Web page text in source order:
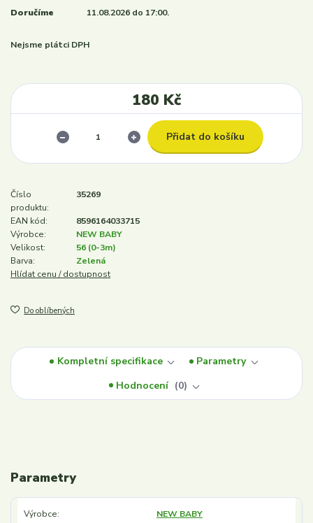
Doručíme 11.08.2026 do 17:00.
Nejsme plátci DPH
180 Kč
Přidat do košíku
Číslo
produktu:
35269
EAN kód:
8596164033715
Výrobce:
NEW BABY
Velikost:
56 (0-3m)
Barva:
Zelená
Hlídat cenu / dostupnost
Do oblíbených
Kompletní specifikace
Parametry
Hodnocení
0
Parametry
Výrobce NEW BABY